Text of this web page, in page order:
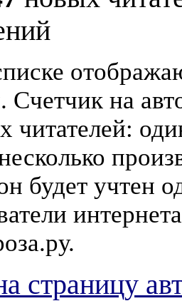
Счетчик на
читателей:
будет учтен
страницу